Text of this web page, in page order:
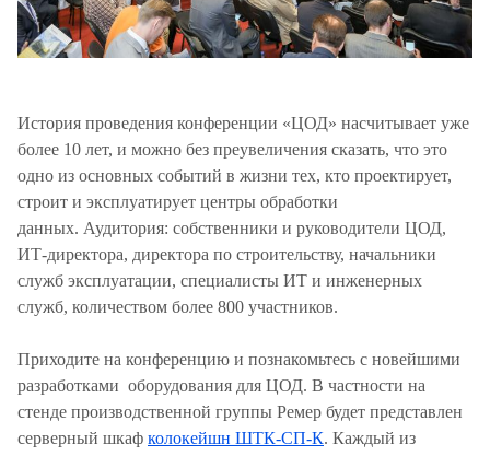
История проведения конференции «ЦОД» насчитывает уже
более 10 лет, и можно без преувеличения сказать, что это
одно из основных событий в жизни тех, кто проектирует,
строит и эксплуатирует центры обработки
данных. Аудитория: собственники и руководители ЦОД,
ИТ-директора, директора по строительству, начальники
служб эксплуатации, специалисты ИТ и инженерных
служб, количеством более 800 участников.
Приходите на конференцию и познакомьтесь с новейшими
разработками оборудования для ЦОД. В частности на
стенде производственной группы Ремер будет представлен
серверный шкаф колокейшн ШТК-СП-К. Каждый из